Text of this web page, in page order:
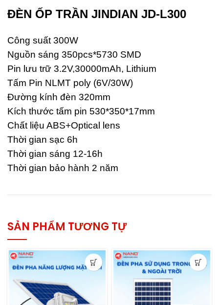
ĐÈN ỐP TRẦN JINDIAN JD-L300
Công suất 300W
Nguồn sáng 350pcs*5730 SMD
Pin lưu trữ 3.2V,30000mAh, Lithium
Tấm Pin NLMT poly (6V/30W)
Đường kính đèn 320mm
Kích thước tấm pin 530*350*17mm
Chất liệu ABS+Optical lens
Thời gian sạc 6h
Thời gian sáng 12-16h
Thời gian bảo hành 2 năm
SẢN PHẨM TƯƠNG TỰ